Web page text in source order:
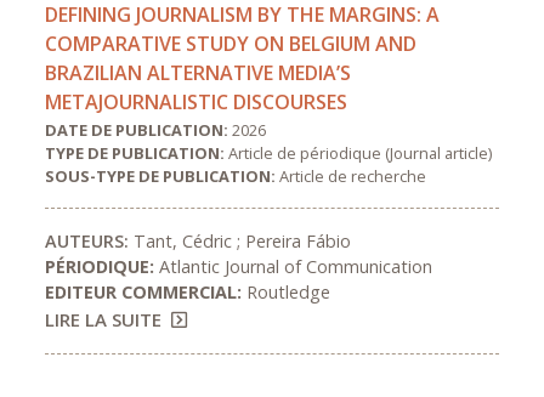
DEFINING JOURNALISM BY THE MARGINS: A
COMPARATIVE STUDY ON BELGIUM AND
BRAZILIAN ALTERNATIVE MEDIA’S
METAJOURNALISTIC DISCOURSES
DATE DE PUBLICATION:2026
TYPE DE PUBLICATION:Article de périodique (Journal article)
SOUS-TYPE DE PUBLICATION:Article de recherche
AUTEURS: Tant, Cédric ; Pereira Fábio
PÉRIODIQUE:Atlantic Journal of Communication
EDITEUR COMMERCIAL: Routledge
LIRE LA SUITE